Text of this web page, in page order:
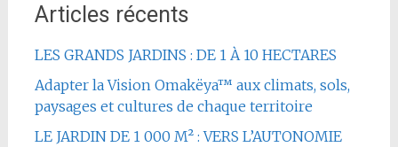
Articles récents
LES GRANDS JARDINS : DE 1 À 10 HECTARES
Adapter la Vision Omakëya™ aux climats, sols,
paysages et cultures de chaque territoire
LE JARDIN DE 1 000 M² : VERS L’AUTONOMIE